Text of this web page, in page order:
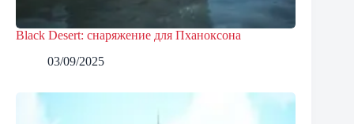
Black Desert: снаряжение для Пханоксона
03/09/2025